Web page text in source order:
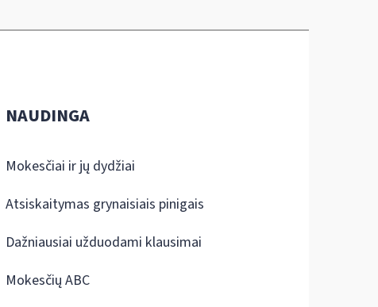
NAUDINGA
Mokesčiai ir jų dydžiai
Atsiskaitymas grynaisiais pinigais
Dažniausiai užduodami klausimai
Mokesčių ABC